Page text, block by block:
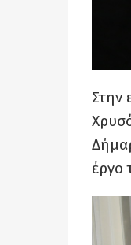
Στην
έργο